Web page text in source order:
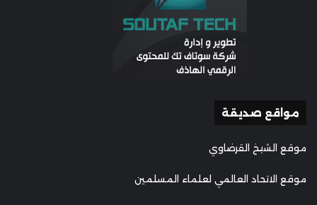
مواقع صديقة
موقع الشيخ القرضاوي
موقع الاتحاد العالمي لعلماء المسلمين